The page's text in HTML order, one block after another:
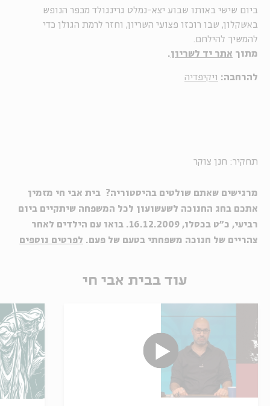
ביום שישי באותו שבוע יצא-נמלט גרינגולד מכפר הנופש
באשקלון, שבו רוכזו פצועי השריון, וחזר לרמת הגולן כדי
להמשיך להילחם.
מתוך אתר יד לשריון.
להרחבה: ויקיפדיה
תחקיר: חנן צוקר
מרגישים שאתם שולטים בהיסטוריה? בית אבי חי מזמין
אתכם בחג החנוכה לשעשועון לכל המשפחה שיתקיים ביום
רביעי, כ"ט בכסלו, 16.12.2009. בואו עם הילדים לאחר
צהריים של חנוכה משפחתי בטעם של פעם. לפרטים נוספים
עוד בבית אבי חי